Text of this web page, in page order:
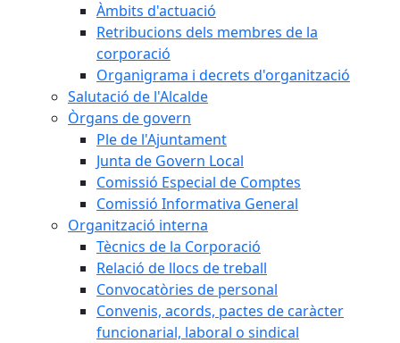
Àmbits d'actuació
Retribucions dels membres de la
corporació
Organigrama i decrets d'organització
Salutació de l'Alcalde
Òrgans de govern
Ple de l'Ajuntament
Junta de Govern Local
Comissió Especial de Comptes
Comissió Informativa General
Organització interna
Tècnics de la Corporació
Relació de llocs de treball
Convocatòries de personal
Convenis, acords, pactes de caràcter
funcionarial, laboral o sindical